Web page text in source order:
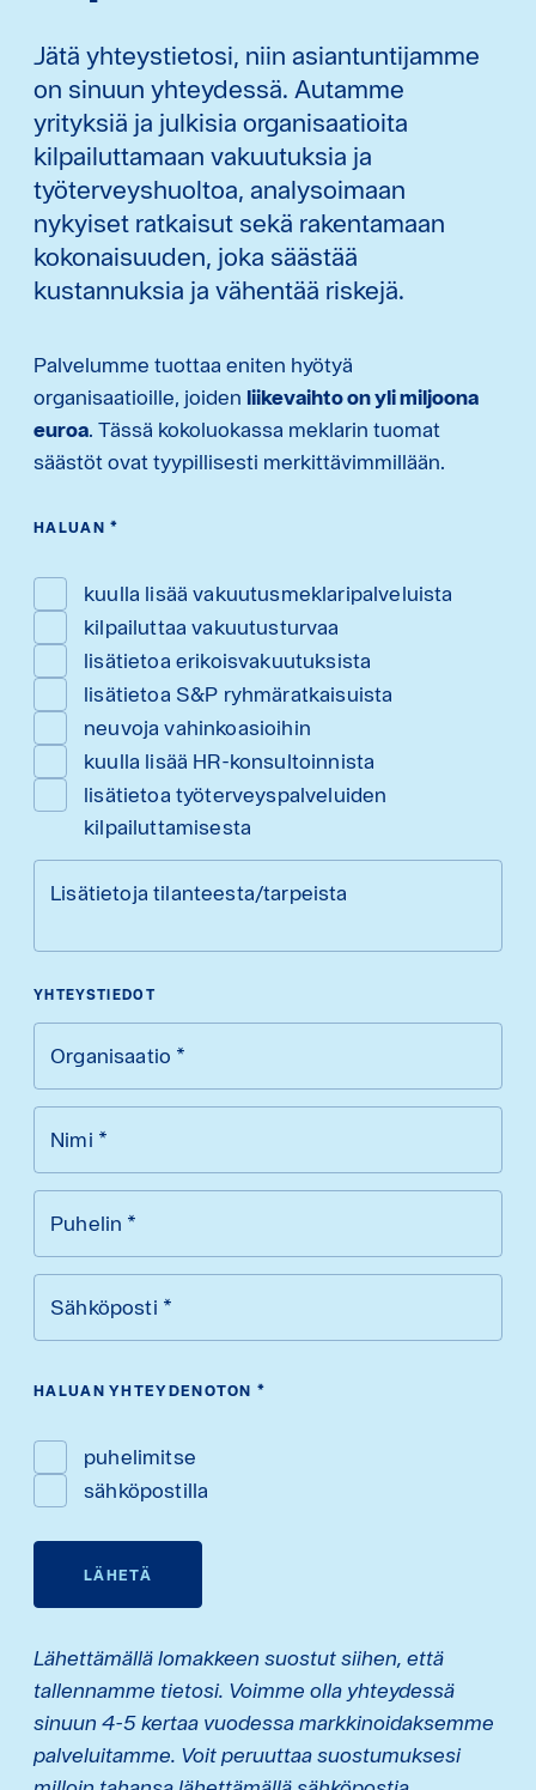
Jätä yhteystietosi, niin asiantuntijamme
on sinuun yhteydessä. Autamme
yrityksiä ja julkisia organisaatioita
kilpailuttamaan vakuutuksia ja
työterveyshuoltoa, analysoimaan
nykyiset ratkaisut sekä rakentamaan
kokonaisuuden, joka säästää
kustannuksia ja vähentää riskejä.
Palvelumme tuottaa eniten hyötyä
organisaatioille, joiden liikevaihto on yli miljoona
euroa. Tässä kokoluokassa meklarin tuomat
säästöt ovat tyypillisesti merkittävimmillään.
HALUAN *
kuulla lisää vakuutusmeklaripalveluista
kilpailuttaa vakuutusturvaa
lisätietoa erikoisvakuutuksista
lisätietoa S&P ryhmäratkaisuista
neuvoja vahinkoasioihin
kuulla lisää HR-konsultoinnista
lisätietoa työterveyspalveluiden
kilpailuttamisesta
Lisätietoja tilanteesta/tarpeista
YHTEYSTIEDOT
Organisaatio *
Nimi *
Puhelin *
Sähköposti *
HALUAN YHTEYDENOTON *
puhelimitse
sähköpostilla
LÄHETÄ
Lähettämällä lomakkeen suostut siihen, että
tallennamme tietosi. Voimme olla yhteydessä
sinuun 4-5 kertaa vuodessa markkinoidaksemme
palveluitamme. Voit peruuttaa suostumuksesi